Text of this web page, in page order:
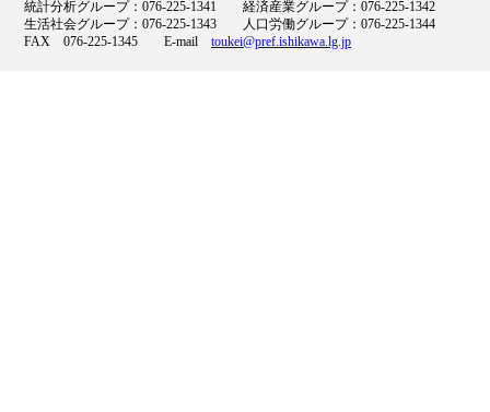
統計分析グループ：076-225-1341 経済産業グループ：076-225-1342
生活社会グループ：076-225-1343 人口労働グループ：076-225-1344
FAX 076-225-1345 E-mail toukei@pref.ishikawa.lg.jp